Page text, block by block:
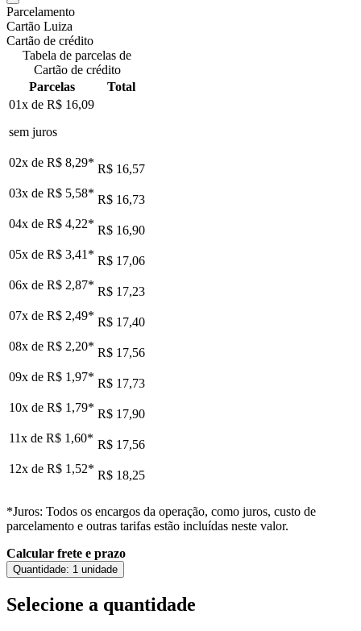
Parcelamento
Cartão Luiza
Cartão de crédito
Tabela de parcelas de
Cartão de crédito
Parcelas
Total
01x de R$ 16,09
sem juros
02x de R$ 8,29* R$ 16,57
03x de R$ 5,58* R$ 16,73
04x de R$ 4,22* R$ 16,90
05x de R$ 3,41 * R$ 17,06
06x de R$ 2,87* R$ 17,23
07x de R$ 2,49* R$ 17,40
08x de R$ 2,20* R$ 17,56
09x de R$ 1,97* R$ 17,73
10x de R$ 1,79* R$ 17,90
11x de R$ 1,60* R$ 17,56
12x de R$ 1,52* R$ 18,25
*Juros: Todos os encargos da operação, como juros, custo de
parcelamento e outras tarifas estão incluídas neste valor.
Calcular frete e prazo
Quantidade: 1 unidade
Selecione a quantidade